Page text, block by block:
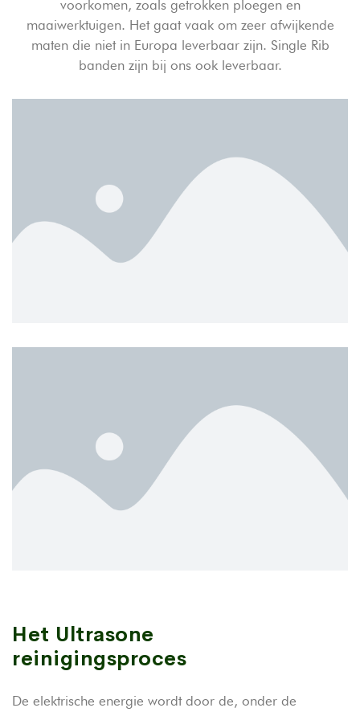
voorkomen, zoals getrokken ploegen en
maaiwerktuigen. Het gaat vaak om zeer afwijkende
maten die niet in Europa leverbaar zijn. Single Rib
banden zijn bij ons ook leverbaar.
Het Ultrasone
reinigingsproces
De elektrische energie wordt door de, onder de